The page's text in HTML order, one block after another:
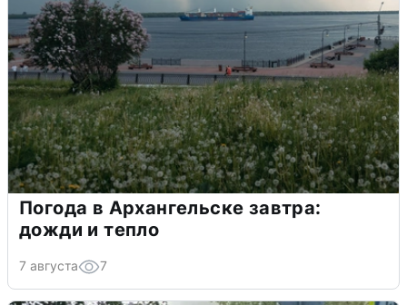
Погода в Архангельске завтра:
дожди и тепло
7 августа 7